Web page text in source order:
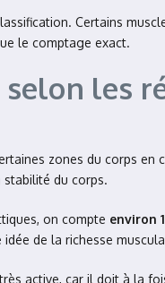
Certains
le comptage exact.
les
zones du corps
du corps.
on compte environ
de la richesse
active, car il doit à la